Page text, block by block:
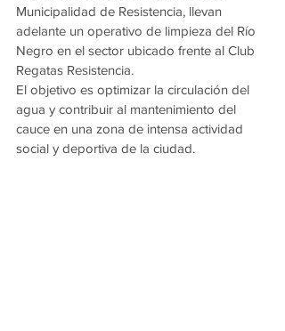
Municipalidad de Resistencia, llevan
adelante un operativo de limpieza del Río
Negro en el sector ubicado frente al Club
Regatas Resistencia.
El objetivo es optimizar la circulación del
agua y contribuir al mantenimiento del
cauce en una zona de intensa actividad
social y deportiva de la ciudad.